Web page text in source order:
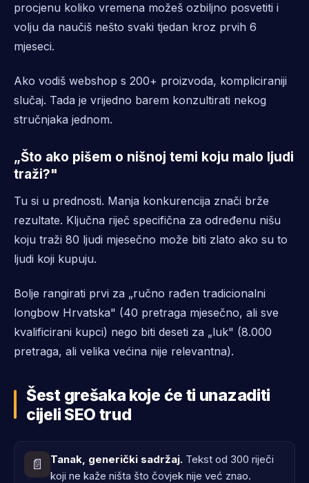
procjenu koliko vremena možeš ozbiljno posvetiti i
volju da naučiš nešto svaki tjedan kroz prvih 6
mjeseci.
Ako vodiš webshop s 200+ proizvoda, kompliciraniji
slučaj. Tada je vrijedno barem konzultirati nekog
stručnjaka jednom.
„Što ako pišem o nišnoj temi koju malo ljudi
traži?"
Tu si u prednosti. Manja konkurencija znači brže
rezultate. Ključna riječ specifična za određenu nišu
koju traži 80 ljudi mjesečno može biti zlato ako su to
ljudi koji kupuju.
Bolje rangirati prvi za „ručno rađen tradicionalni
longbow Hrvatska" (40 pretraga mjesečno, ali sve
kvalificirani kupci) nego biti deseti za „luk" (8.000
pretraga, ali velika većina nije relevantna).
Šest grešaka koje će ti unazaditi
cijeli SEO trud
📄 Tanak, generički sadržaj. Tekst od 300 riječi
koji ne kaže ništa što čovjek nije već znao.